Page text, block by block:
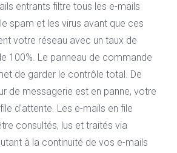
entrants filtre tous les e-mails
spam et les virus avant que ces
votre réseau avec un taux de
100%. Le panneau de commande
de garder le contrôle total. De
de messagerie est en panne, votre
d'attente. Les e-mails en file
consultés, lus et traités via
à la continuité de vos e-mails